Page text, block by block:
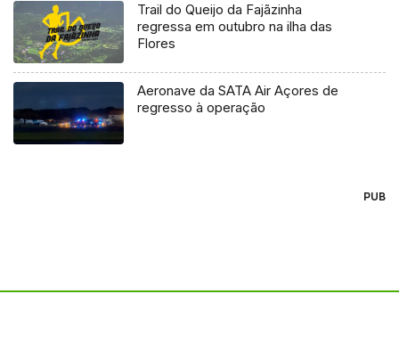
Trail do Queijo da Fajãzinha
regressa em outubro na ilha das
Flores
Aeronave da SATA Air Açores de
regresso à operação
PUB